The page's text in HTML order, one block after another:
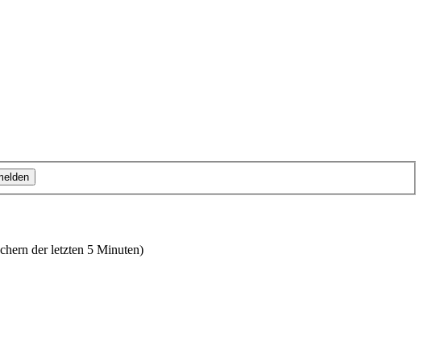
der letzten 5 Minuten)